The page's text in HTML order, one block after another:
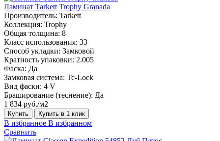
Ламинат Tarkett Trophy Granada
Производитель: Tarkett
Коллекция: Trophy
Общая толщина: 8
Класс использования: 33
Способ укладки: Замковой
Кратность упаковки: 2.005
Фаска: Да
Замковая система: Tc-Lock
Вид фаски: 4 V
Браширование (теснение): Да
1 834 руб./м2
Купить Купить в 1 клик
В избранное В избранном
Сравнить